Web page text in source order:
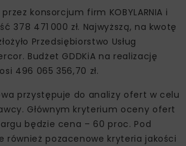
przez konsorcjum firm KOBYLARNIA i
378 471 000 zł. Najwyższą, na kwotę
Przedsiębiorstwo Usług
Budżet GDDKiA na realizację
496 065 356,70 zł.
przystępuje do analizy ofert w celu
Głównym kryterium oceny ofert
będzie cena – 60 proc. Pod
również pozacenowe kryteria jakości